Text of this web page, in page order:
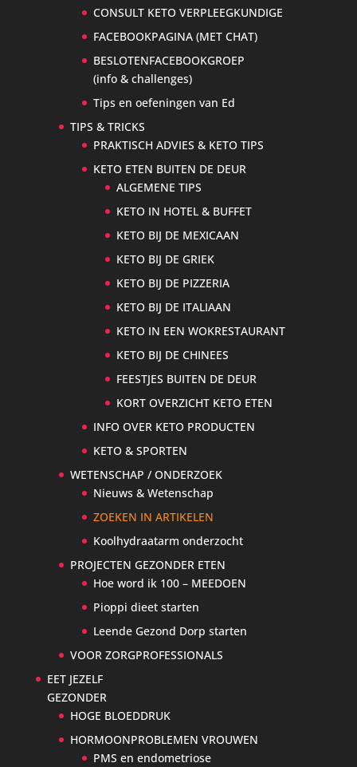
CONSULT KETO VERPLEEGKUNDIGE
FACEBOOKPAGINA (MET CHAT)
BESLOTENFACEBOOKGROEP
(info & challenges)
Tips en oefeningen van Ed
TIPS & TRICKS
PRAKTISCH ADVIES & KETO TIPS
KETO ETEN BUITEN DE DEUR
ALGEMENE TIPS
KETO IN HOTEL & BUFFET
KETO BIJ DE MEXICAAN
KETO BIJ DE GRIEK
KETO BIJ DE PIZZERIA
KETO BIJ DE ITALIAAN
KETO IN EEN WOKRESTAURANT
KETO BIJ DE CHINEES
FEESTJES BUITEN DE DEUR
KORT OVERZICHT KETO ETEN
INFO OVER KETO PRODUCTEN
KETO & SPORTEN
WETENSCHAP / ONDERZOEK
Nieuws & Wetenschap
ZOEKEN IN ARTIKELEN
Koolhydraatarm onderzocht
PROJECTEN GEZONDER ETEN
Hoe word ik 100 – MEEDOEN
Pioppi dieet starten
Leende Gezond Dorp starten
VOOR ZORGPROFESSIONALS
EET JEZELF
GEZONDER
HOGE BLOEDDRUK
HORMOONPROBLEMEN VROUWEN
PMS en endometriose